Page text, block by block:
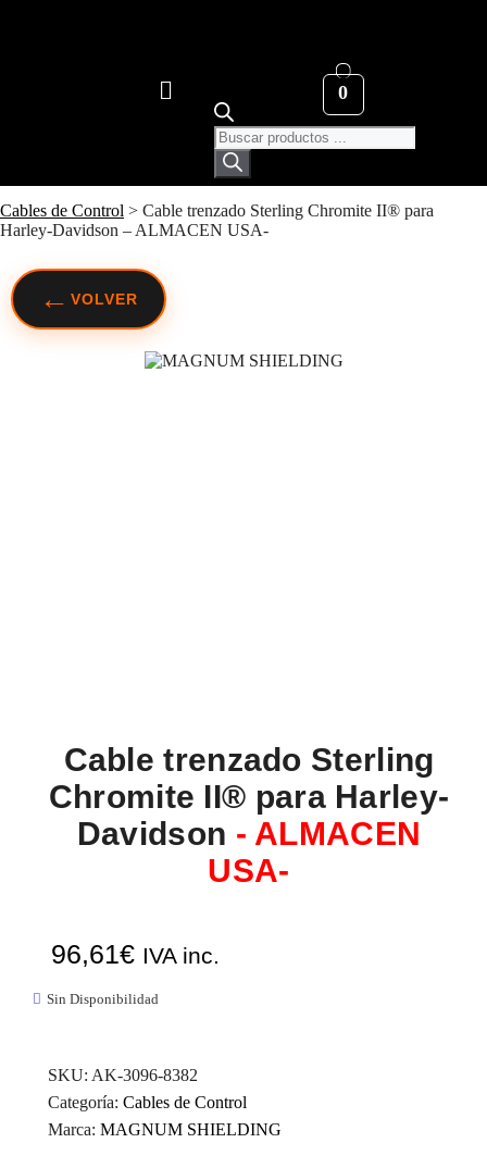
Cables de Control > Cable trenzado Sterling Chromite II® para
Harley-Davidson – ALMACEN USA-
0
← VOLVER
Cable trenzado Sterling
Chromite II® para Harley-
Davidson - ALMACEN
USA-
96,61€ IVA inc.
Sin Disponibilidad
SKU: AK-3096-8382
Categoría: Cables de Control
Marca: MAGNUM SHIELDING